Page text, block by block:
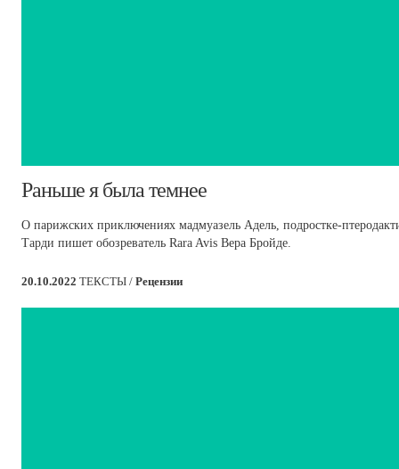
Раньше я была темнее
О парижских приключениях мадмуазель Адель, подростке-
Тарди пишет обозреватель Rara Avis Вера Бройде.
20.10.2022 ТЕКСТЫ / Рецензии